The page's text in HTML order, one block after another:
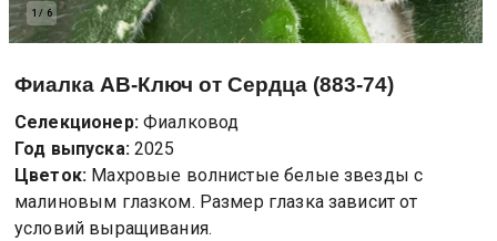
1 / 6
Фиалка АВ-Ключ от Сердца (883-74)
Селекционер: Фиалковод
Год выпуска: 2025
Цветок: Махровые волнистые белые звезды с
малиновым глазком. Размер глазка зависит от
условий выращивания.